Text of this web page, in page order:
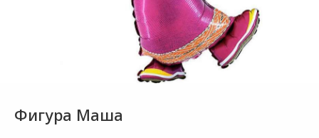
Фигура Маша